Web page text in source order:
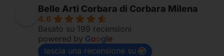
Belle Arti Corbara di Corbara Milena
4.6
Basato su 199 recensioni
powered by Google
lascia una recensione su